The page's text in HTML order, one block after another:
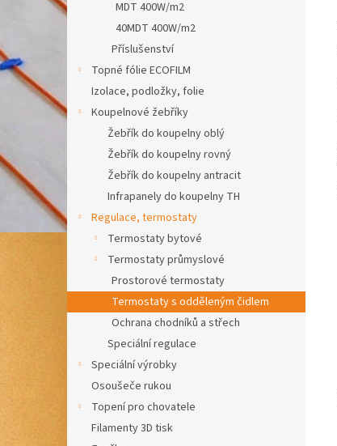
MDT 400W/m2
40MDT 400W/m2
Příslušenství
Topné fólie ECOFILM
Izolace, podložky, folie
Koupelnové žebříky
Žebřík do koupelny oblý
Žebřík do koupelny rovný
Žebřík do koupelny antracit
Infrapanely do koupelny TH
Regulace, termostaty
Termostaty bytové
Termostaty průmyslové
Prostorové termostaty
Termostaty s odděleným čidlem
Ochrana chodníků a střech
Speciální regulace
Speciální výrobky
Osoušeče rukou
Topení pro chovatele
Filamenty 3D tisk